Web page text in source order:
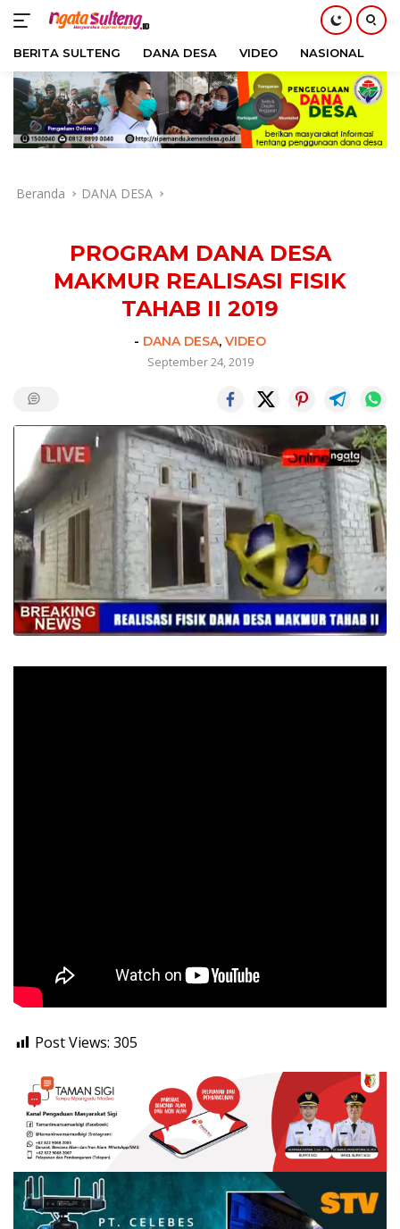
Langsung
konten
BERITA SULTENG DANA DESA VIDEO NASIONAL
Beranda DANA DESA
PROGRAM DANA DESA
MAKMUR REALISASI FISIK
TAHAB II 2019
- DANA DESA, VIDEO
September 24, 2019
Post Views: 305